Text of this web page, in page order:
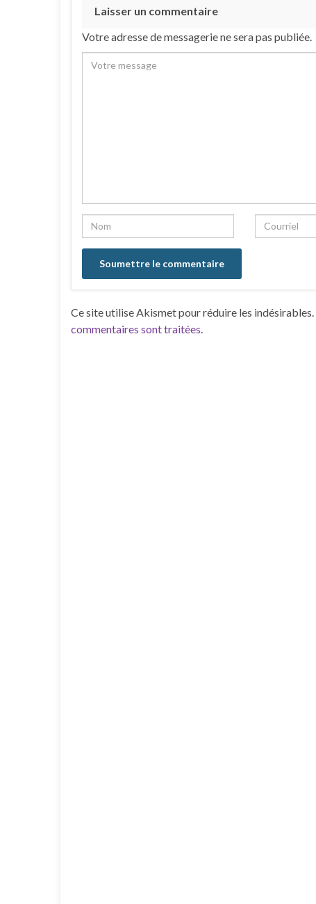
Laisser un commentaire
Votre adresse de messagerie ne sera pas publiée.
Ce site utilise Akismet pour réduire les indésirables.
commentaires sont traitées